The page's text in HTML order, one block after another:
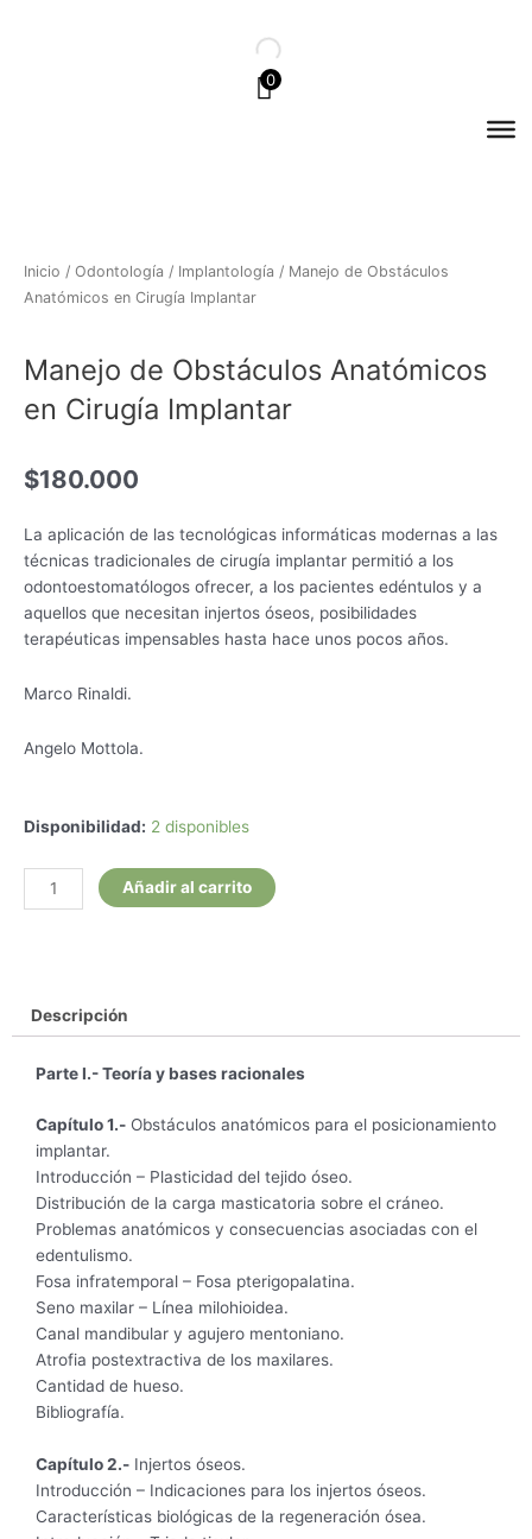
0
Inicio / Odontología / Implantología / Manejo de Obstáculos
Anatómicos en Cirugía Implantar
Manejo de Obstáculos Anatómicos
en Cirugía Implantar
$180.000
La aplicación de las tecnológicas informáticas modernas a las
técnicas tradicionales de cirugía implantar permitió a los
odontoestomatólogos ofrecer, a los pacientes edéntulos y a
aquellos que necesitan injertos óseos, posibilidades
terapéuticas impensables hasta hace unos pocos años.
Marco Rinaldi.
Angelo Mottola.
Disponibilidad: 2 disponibles
Manejo
Obstáculos
Anatómicos
cantidad
Añadir al carrito
Descripción
Parte I.- Teoría y bases racionales
Capítulo 1.- Obstáculos anatómicos para el posicionamiento
implantar.
Introducción – Plasticidad del tejido óseo.
Distribución de la carga masticatoria sobre el cráneo.
Problemas anatómicos y consecuencias asociadas con el
edentulismo.
Fosa infratemporal – Fosa pterigopalatina.
Seno maxilar – Línea milohioidea.
Canal mandibular y agujero mentoniano.
Atrofia postextractiva de los maxilares.
Cantidad de hueso.
Bibliografía.
Capítulo 2.- Injertos óseos.
Introducción – Indicaciones para los injertos óseos.
Características biológicas de la regeneración ósea.